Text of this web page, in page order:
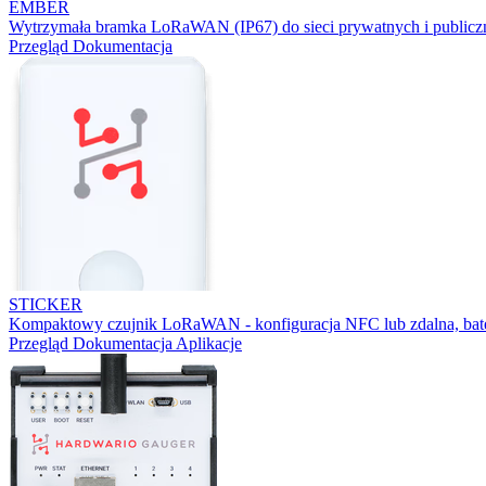
EMBER
Wytrzymała bramka LoRaWAN (IP67) do sieci prywatnych i
Przegląd Dokumentacja
STICKER
Kompaktowy czujnik LoRaWAN - konfiguracja NFC lub zdalna,
Przegląd Dokumentacja Aplikacje